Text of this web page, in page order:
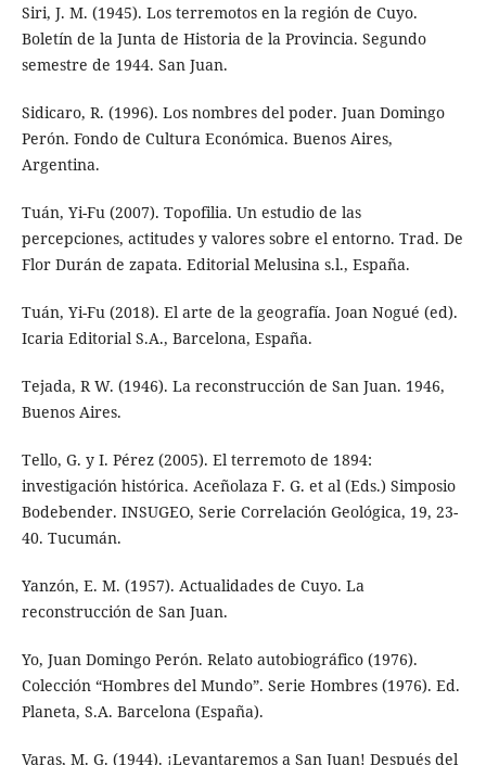
Siri, J. M. (1945). Los terremotos en la región de Cuyo.
Boletín de la Junta de Historia de la Provincia. Segundo
semestre de 1944. San Juan.
Sidicaro, R. (1996). Los nombres del poder. Juan Domingo
Perón. Fondo de Cultura Económica. Buenos Aires,
Argentina.
Tuán, Yi-Fu (2007). Topofilia. Un estudio de las
percepciones, actitudes y valores sobre el entorno. Trad. De
Flor Durán de zapata. Editorial Melusina s.l., España.
Tuán, Yi-Fu (2018). El arte de la geografía. Joan Nogué (ed).
Icaria Editorial S.A., Barcelona, España.
Tejada, R W. (1946). La reconstrucción de San Juan. 1946,
Buenos Aires.
Tello, G. y I. Pérez (2005). El terremoto de 1894:
investigación histórica. Aceñolaza F. G. et al (Eds.) Simposio
Bodebender. INSUGEO, Serie Correlación Geológica, 19, 23-
40. Tucumán.
Yanzón, E. M. (1957). Actualidades de Cuyo. La
reconstrucción de San Juan.
Yo, Juan Domingo Perón. Relato autobiográfico (1976).
Colección “Hombres del Mundo”. Serie Hombres (1976). Ed.
Planeta, S.A. Barcelona (España).
Varas, M. G. (1944). ¡Levantaremos a San Juan! Después del